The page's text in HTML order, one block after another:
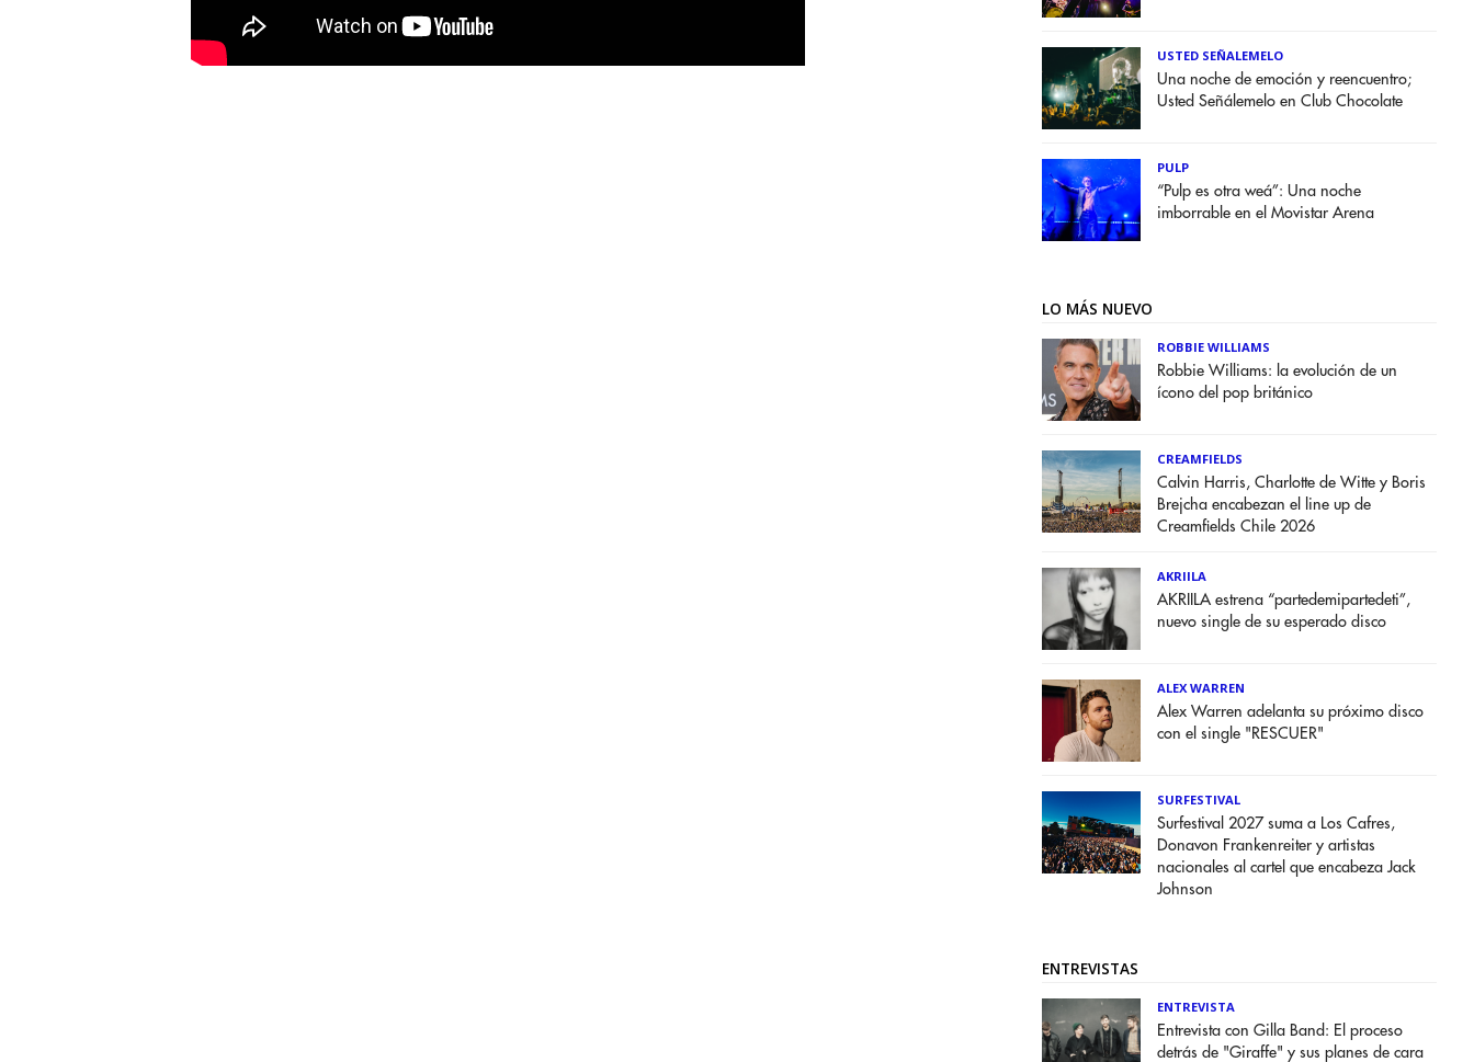
USTED SEÑALEMELO
Una noche de emoción y reencuentro;
Usted Señálemelo en Club Chocolate
PULP
“Pulp es otra weá”: Una noche
imborrable en el Movistar Arena
LO MÁS NUEVO
ROBBIE WILLIAMS
Robbie Williams: la evolución de un
ícono del pop británico
CREAMFIELDS
Calvin Harris, Charlotte de Witte y Boris
Brejcha encabezan el line up de
Creamfields Chile 2026
AKRIILA
AKRIILA estrena “partedemipartedeti”,
nuevo single de su esperado disco
ALEX WARREN
Alex Warren adelanta su próximo disco
con el single "RESCUER"
SURFESTIVAL
Surfestival 2027 suma a Los Cafres,
Donavon Frankenreiter y artistas
nacionales al cartel que encabeza Jack
Johnson
ENTREVISTAS
ENTREVISTA
Entrevista con Gilla Band: El proceso
detrás de "Giraffe" y sus planes de cara